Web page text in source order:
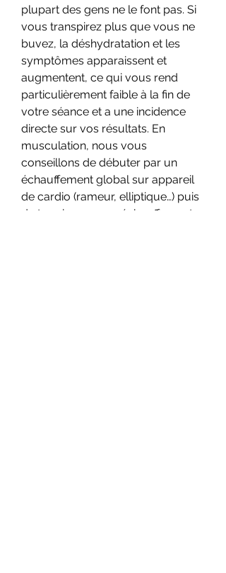
plupart des gens ne le font pas. Si
vous transpirez plus que vous ne
buvez, la déshydratation et les
symptômes apparaissent et
augmentent, ce qui vous rend
particulièrement faible à la fin de
votre séance et a une incidence
directe sur vos résultats. En
musculation, nous vous
conseillons de débuter par un
échauffement global sur appareil
de cardio (rameur, elliptique…) puis
de terminer par un échauffement